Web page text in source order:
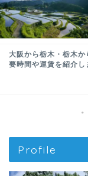
大阪から栃木・栃木
要時間や運賃を紹介し
Profile